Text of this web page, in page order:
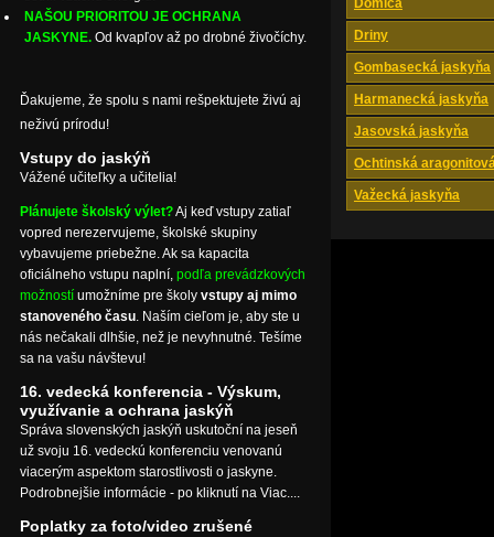
Domica
Driny
Gombasecká jaskyňa
Harmanecká jaskyňa
Jasovská jaskyňa
Ochtinská
Važecká jaskyňa
NAŠOU PRIORITOU JE OCHRANA
JASKYNE. Od kvapľov až po drobné živočíchy.
Ďakujeme, že spolu s nami rešpektujete živú aj
neživú prírodu!
Vstupy do jaskýň
Vážené učiteľky a učitelia!
Plánujete školský výlet?Aj keď vstupy zatiaľ
vopred nerezervujeme, školské skupiny
vybavujeme priebežne. Ak sa kapacita
oficiálneho vstupu naplní, podľa prevádzkových
možností umožníme pre školy vstupy aj mimo
stanoveného času. Naším cieľom je, aby ste u
nás nečakali dlhšie, než je nevyhnutné. Tešíme
sa na vašu návštevu!
16. vedecká konferencia - Výskum,
využívanie a ochrana jaskýň
Správa slovenských jaskýň uskutoční na jeseň
už svoju 16. vedeckú konferenciu venovanú
viacerým aspektom starostlivosti o jaskyne.
Podrobnejšie informácie - po kliknutí na Viac....
Poplatky za foto/video zrušené